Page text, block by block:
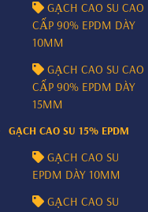
GẠCH CAO SU CAO
CẤP 90% EPDM DÀY
10MM
GẠCH CAO SU CAO
CẤP 90% EPDM DÀY
15MM
GẠCH CAO SU 15% EPDM
GẠCH CAO SU
EPDM DÀY 10MM
GẠCH CAO SU